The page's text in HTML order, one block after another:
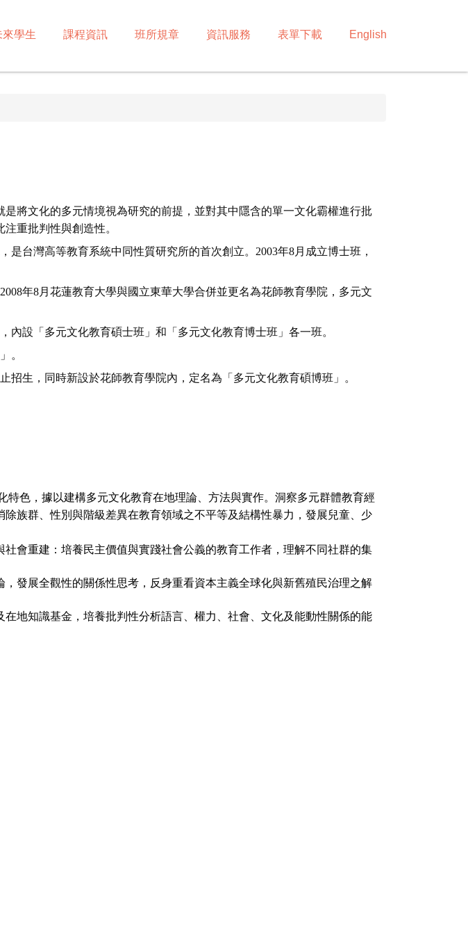
來學生 課程資訊 班所規章 資訊服務 表單下載 English
是將文化的多元情境視為研究的前提， 並對其中隱含的單一文化霸權進行批
注重批判性與創造性。
是台灣高等教育系統中同性質研究所的首次創立。2003年8月成立博士班，
年8月花蓮教育大學與國立東華大學合併並更名為花師教育學院， 多元文
內設「多元文化教育碩士班」和「 多元文化教育博士班」各一班。
。
招生， 同時新設於花師教育學院內，定名為「多元文化教育碩博班」。
特色，據以建構多元文化教育在地理論、方法與實作。 洞察多元群體教育經
除族群、性別與階級差異在教育領域之不平等及結構性暴力，發展兒童、 少
會重建： 培養民主價值與實踐社會公義的教育工作者， 理解不同社群的集
發展全觀性的關係性思考， 反身重看資本主義全球化與新舊殖民治理之解
地知識基金，培養批判性分析語言、權力、 社會、文化及能動性關係的能